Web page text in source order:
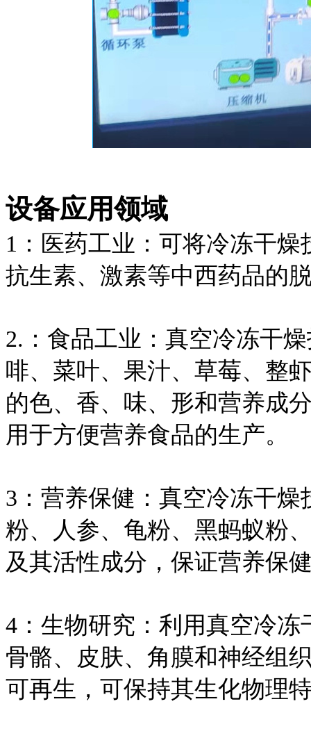
设备应用领域
1：医药工业：可将冷冻干
抗生素、激素等中西药品的
2.：食品工业：真空冷冻干
啡、菜叶、果汁、草莓、整
的色、香、味、形和营养成
用于方便营养食品的生产。
3：营养保健：真空冷冻干
粉、人参、龟粉、黑蚂蚁粉
及其活性成分，保证营养保
4：生物研究：利用真空冷
骨骼、皮肤、角膜和神经组
可再生，可保持其生化物理